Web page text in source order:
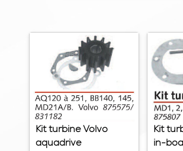
Kit turbine Volvo
aquadrive
Kit
in-